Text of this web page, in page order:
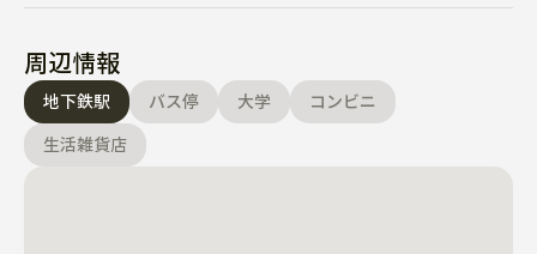
周辺情報
地下鉄駅 バス停 大学
コンビニ
生活雑貨店